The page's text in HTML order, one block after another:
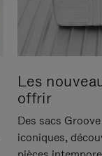
Les
offrir
Des sacs
iconiques,